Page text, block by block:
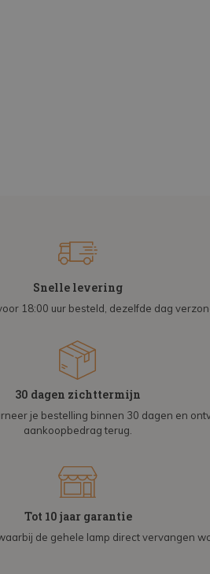
Snelle levering
18:00 uur besteld, dezelfde dag
30 dagen zichttermijn
je bestelling binnen 30 dagen en
aankoopbedrag terug.
Tot 10 jaar garantie
de gehele lamp direct vervangen